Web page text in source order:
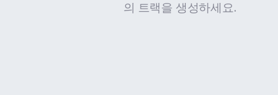
의 트랙을 생성하세요.